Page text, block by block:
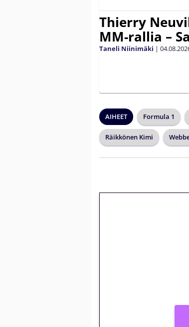
Thierry
MM-rallia –
Taneli Niinimäki |
AIHEET Formula 1
Räikkönen Kimi